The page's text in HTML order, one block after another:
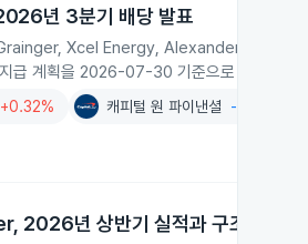
년 3분기 배당 발표
Xcel Energy, Alexander's,
급 계획을 2026-07-30 기준으로 발표해 투
+0.32% 캐피털 원 파이낸셜 -1.02%
2026년 상반기 실적과 구조 변화